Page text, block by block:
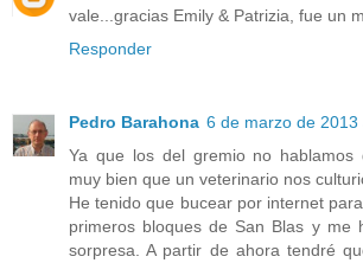
vale...gracias Emily & Patrizia, fue un
Responder
Pedro Barahona 6 de marzo de 2013
Ya que los del gremio no hablamos
muy bien que un veterinario nos
He tenido que bucear por internet
primeros bloques de San Blas y me
sorpresa. A partir de ahora tendré